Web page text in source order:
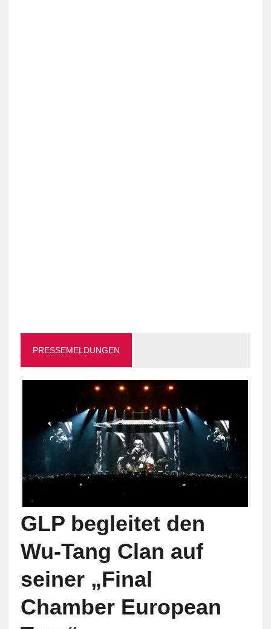
PRESSEMELDUNGEN
GLP begleitet den
Wu-Tang Clan auf
seiner „Final
Chamber European